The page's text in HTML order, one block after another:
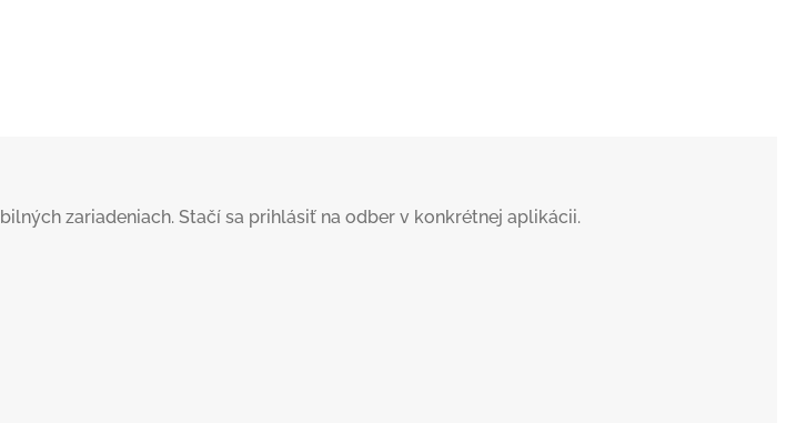
zariadeniach. Stačí sa prihlásiť na odber v konkrétnej aplikácii.